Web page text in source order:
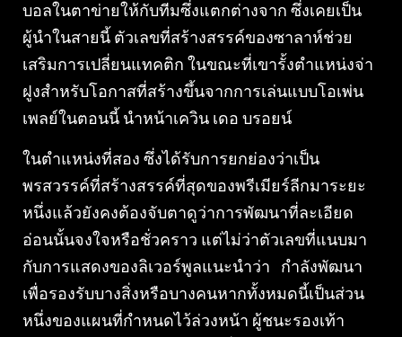
บอลในตาข่ายให้กับทีมซึ่งแตกต่างจาก ซึ่งเคยเป็น
ผู้นำในสายนี้ ตัวเลขที่สร้างสรรค์ของซาลาห์ช่วย
เสริมการเปลี่ยนแทคติก ในขณะที่เขารั้งตำแหน่งจ่า
ฝูงสำหรับโอกาสที่สร้างขึ้นจากการเล่นแบบโอเพ่น
เพลย์ในตอนนี้ นำหน้าเควิน เดอ บรอยน์
ในตำแหน่งที่สอง ซึ่งได้รับการยกย่องว่าเป็น
พรสวรรค์ที่สร้างสรรค์ที่สุดของพรีเมียร์ลีกมาระยะ
หนึ่งแล้วยังคงต้องจับตาดูว่าการพัฒนาที่ละเอียด
อ่อนนั้นจงใจหรือชั่วคราว แต่ไม่ว่าตัวเลขที่แนบมา
กับการแสดงของลิเวอร์พูลแนะนำว่า กำลังพัฒนา
เพื่อรองรับบางสิ่งหรือบางคนหากทั้งหมดนี้เป็นส่วน
หนึ่งของแผนที่กำหนดไว้ล่วงหน้า ผู้ชนะรองเท้า